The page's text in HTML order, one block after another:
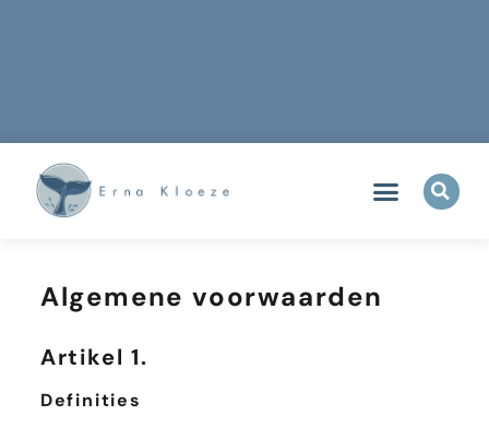
Algemene voorwaarden
Artikel 1.
Definities